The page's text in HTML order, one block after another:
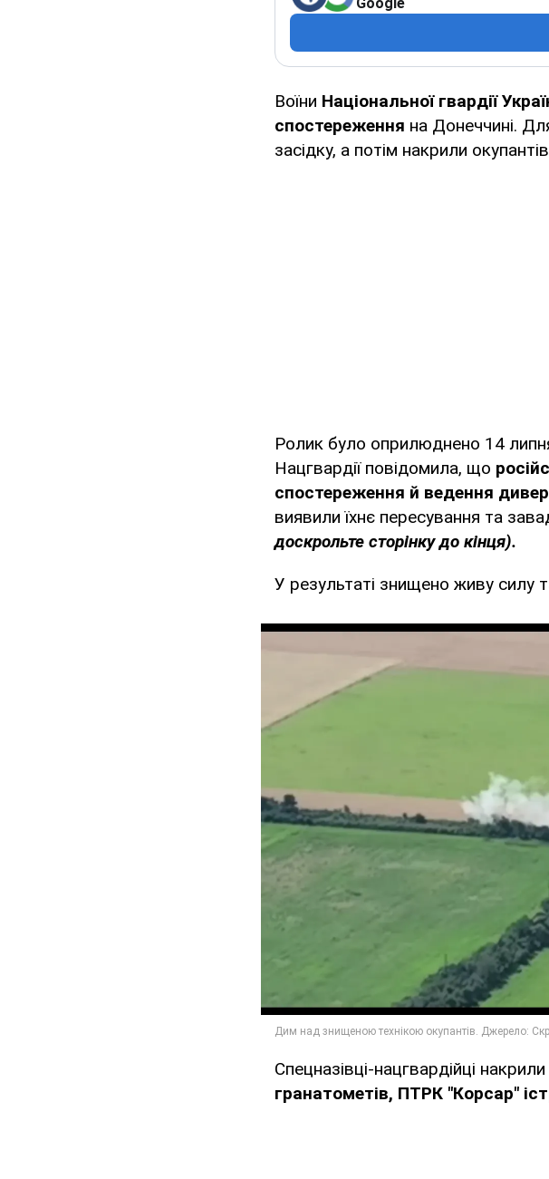
Воїни Національної гвардії
спостереження на Донеччині.
засідку, а потім накрили
Ролик було оприлюднено 14
Нацгвардії повідомила, що
спостереження й ведення
виявили їхнє пересування та
доскрольте сторінку до кінця).
У результаті знищено живу силу
Спецназівці-нацгвардійці
гранатометів, ПТРК "Корсар"